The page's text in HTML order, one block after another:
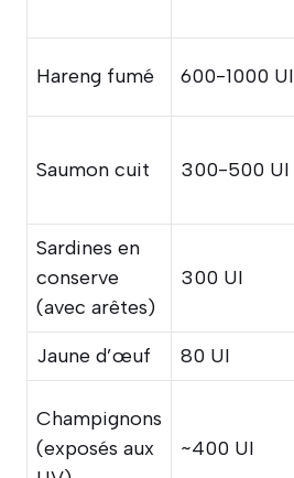
Hareng fumé 600-1000 UI
Saumon cuit 300-500 UI
Sardines en
conserve
(avec arêtes)
300 UI
Jaune d’œuf
80 UI
Champignons
(exposés aux
~400 UI